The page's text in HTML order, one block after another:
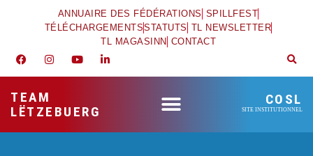
ANNUAIRE DES FÉDÉRATIONS SPILLFEST
TÉLÉCHARGEMENTSSTATUTS TL NEWSLETTER
TL MAGASINN CONTACT
TEAM
LËTZEBUERG
COSL
SITE INSTITUTIONNEL